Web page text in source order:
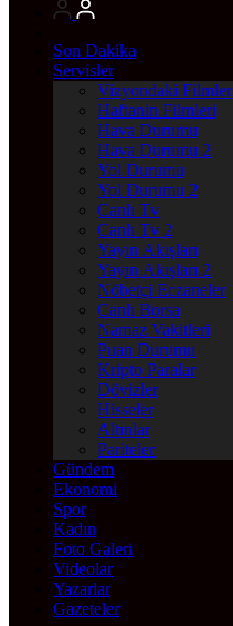
Son Dakika
Servisler
Vizyondaki Filmler
Haftanin Filmleri
Hava Durumu
Hava Durumu 2
Yol Durumu
Yol Durumu 2
Canlı Tv
Canlı Tv 2
Yayın Akışları
Yayın Akışları 2
Nöbetçi Eczaneler
Canlı Borsa
Namaz Vakitleri
Puan Durumu
Kripto Paralar
Dövizler
Hisseler
Altınlar
Pariteler
Gündem
Ekonomi
Spor
Kadın
Foto Galeri
Videolar
Yazarlar
Gazeteler